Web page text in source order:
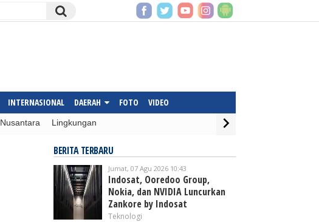
INTERNASIONAL DAERAH FOTO VIDEO
Nusantara Lingkungan
BERITA TERBARU
Jumat, 07 Agu 2026 10:43
Indosat, Ooredoo Group,
Nokia, dan NVIDIA Luncurkan
Zankore by Indosat
Teknologi